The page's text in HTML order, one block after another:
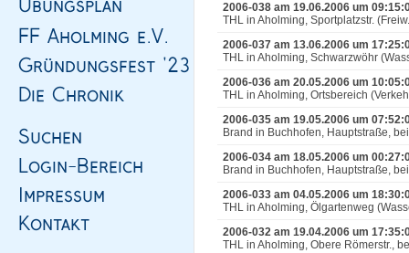
2006-038 am 19.06.2006 um
THL in Aholming, Sportplatzstr.
2006-037 am 13.06.2006 um
THL in Aholming, Schwarzwöhr
2006-036 am 20.05.2006 um
THL in Aholming, Ortsbereich
2006-035 am 19.05.2006 um
Brand in Buchhofen, Hauptstraße,
2006-034 am 18.05.2006 um
Brand in Buchhofen, Hauptstraße,
2006-033 am 04.05.2006 um
THL in Aholming, Ölgartenweg
2006-032 am 19.04.2006 um
THL in Aholming, Obere Römerstr.,